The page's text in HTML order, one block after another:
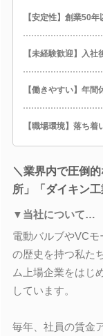
【安定性】創業50
【未経験歓迎】入
【働きやすい】年
【職場環境】落ち
＼業界内で圧倒
所」「ダイキン
▼当社について…
電動バルブやVC
の歴史を持つ私た
ム上場企業をはじ
しています。
毎年、社員の賃金